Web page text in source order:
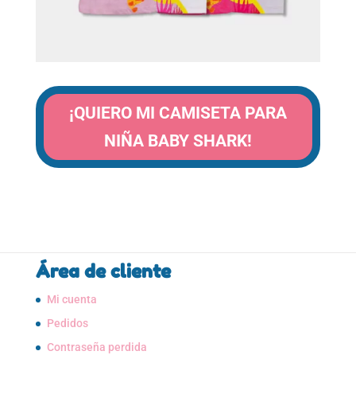
¡QUIERO MI CAMISETA PARA
NIÑA BABY SHARK!
Área de cliente
Mi cuenta
Pedidos
Contraseña perdida